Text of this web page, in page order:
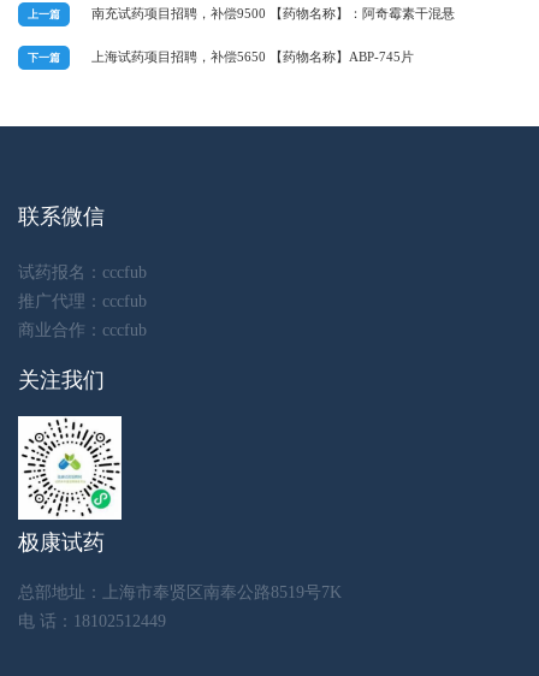
上一篇 南充试药项目招聘，补偿9500 【药物名称】：阿奇霉素干混悬
下一篇 上海试药项目招聘，补偿5650 【药物名称】ABP-745片
联系微信
试药报名：cccfub
推广代理：cccfub
商业合作：cccfub
关注我们
极康试药
总部地址：上海市奉贤区南奉公路8519号7K
电 话：18102512449